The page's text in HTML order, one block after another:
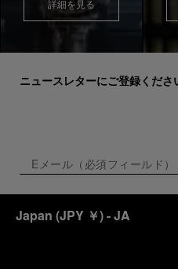
詳細を見る
ニュースレターにご登録くださ
Japan (JPY ￥)- JA